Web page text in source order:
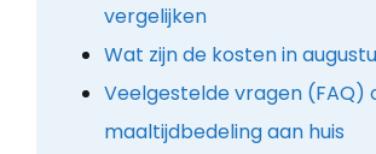
vergelijken
Wat zijn de kosten in
Veelgestelde vragen (FAQ)
maaltijdbedeling aan huis